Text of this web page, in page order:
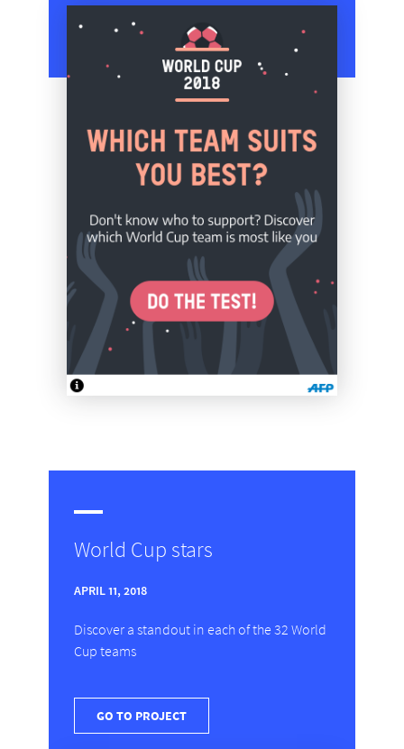
World Cup stars
APRIL 11, 2018
Discover a standout in each of the 32 World
Cup teams
GO TO PROJECT